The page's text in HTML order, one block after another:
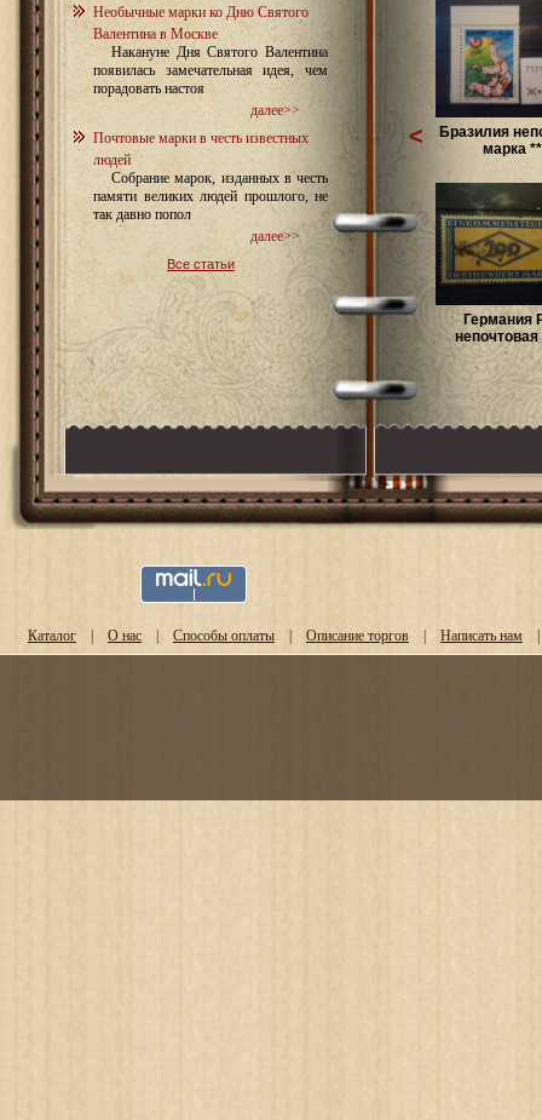
Необычные марки ко Дню Святого
Валентина в Москве
Накануне Дня Святого Валентина
появилась замечательная идея, чем
порадовать настоя
далее>>
Почтовые марки в честь известных
людей
Собрание марок, изданных в честь
памяти великих людей прошлого, не
так давно попол
далее>>
Все статьи
Бразилия
марка
Германия
непочтовая
<
Каталог | О нас | Способы оплаты | Описание торгов | Написать нам |